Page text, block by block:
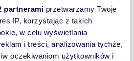
partnerami przetwarzamy Twoje
IP, korzystając z takich
w celu wyświetlania
i treści, analizowania tychże,
oczekiwaniom użytkowników i
Wyślij
najlepszy